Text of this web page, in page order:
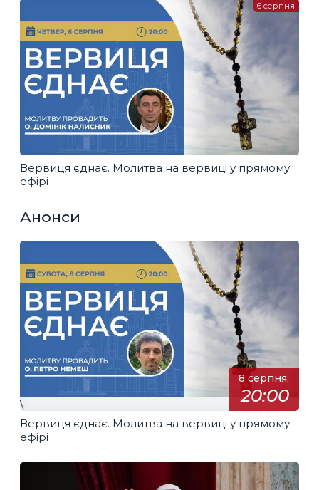
Вервиця єднає. Молитва на вервиці у прямому
ефірі
6 серпня
Анонси
8 серпня,
20:00
\
Вервиця єднає. Молитва на вервиці у прямому
ефірі